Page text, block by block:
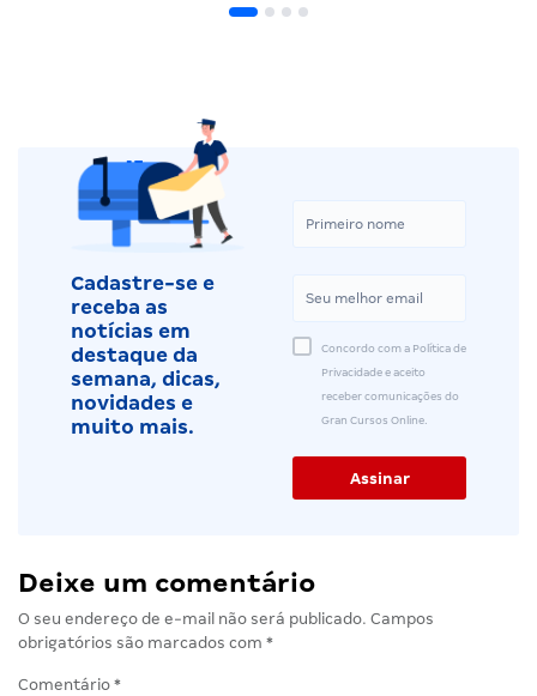
Cadastre-se e
receba as
notícias em
destaque da
semana, dicas,
novidades e
muito mais.
Concordo com a Política de
Privacidade e aceito
receber comunicações do
Gran Cursos Online.
Deixe um comentário
O seu endereço de e-mail não será publicado. Campos
obrigatórios são marcados com *
Comentário *